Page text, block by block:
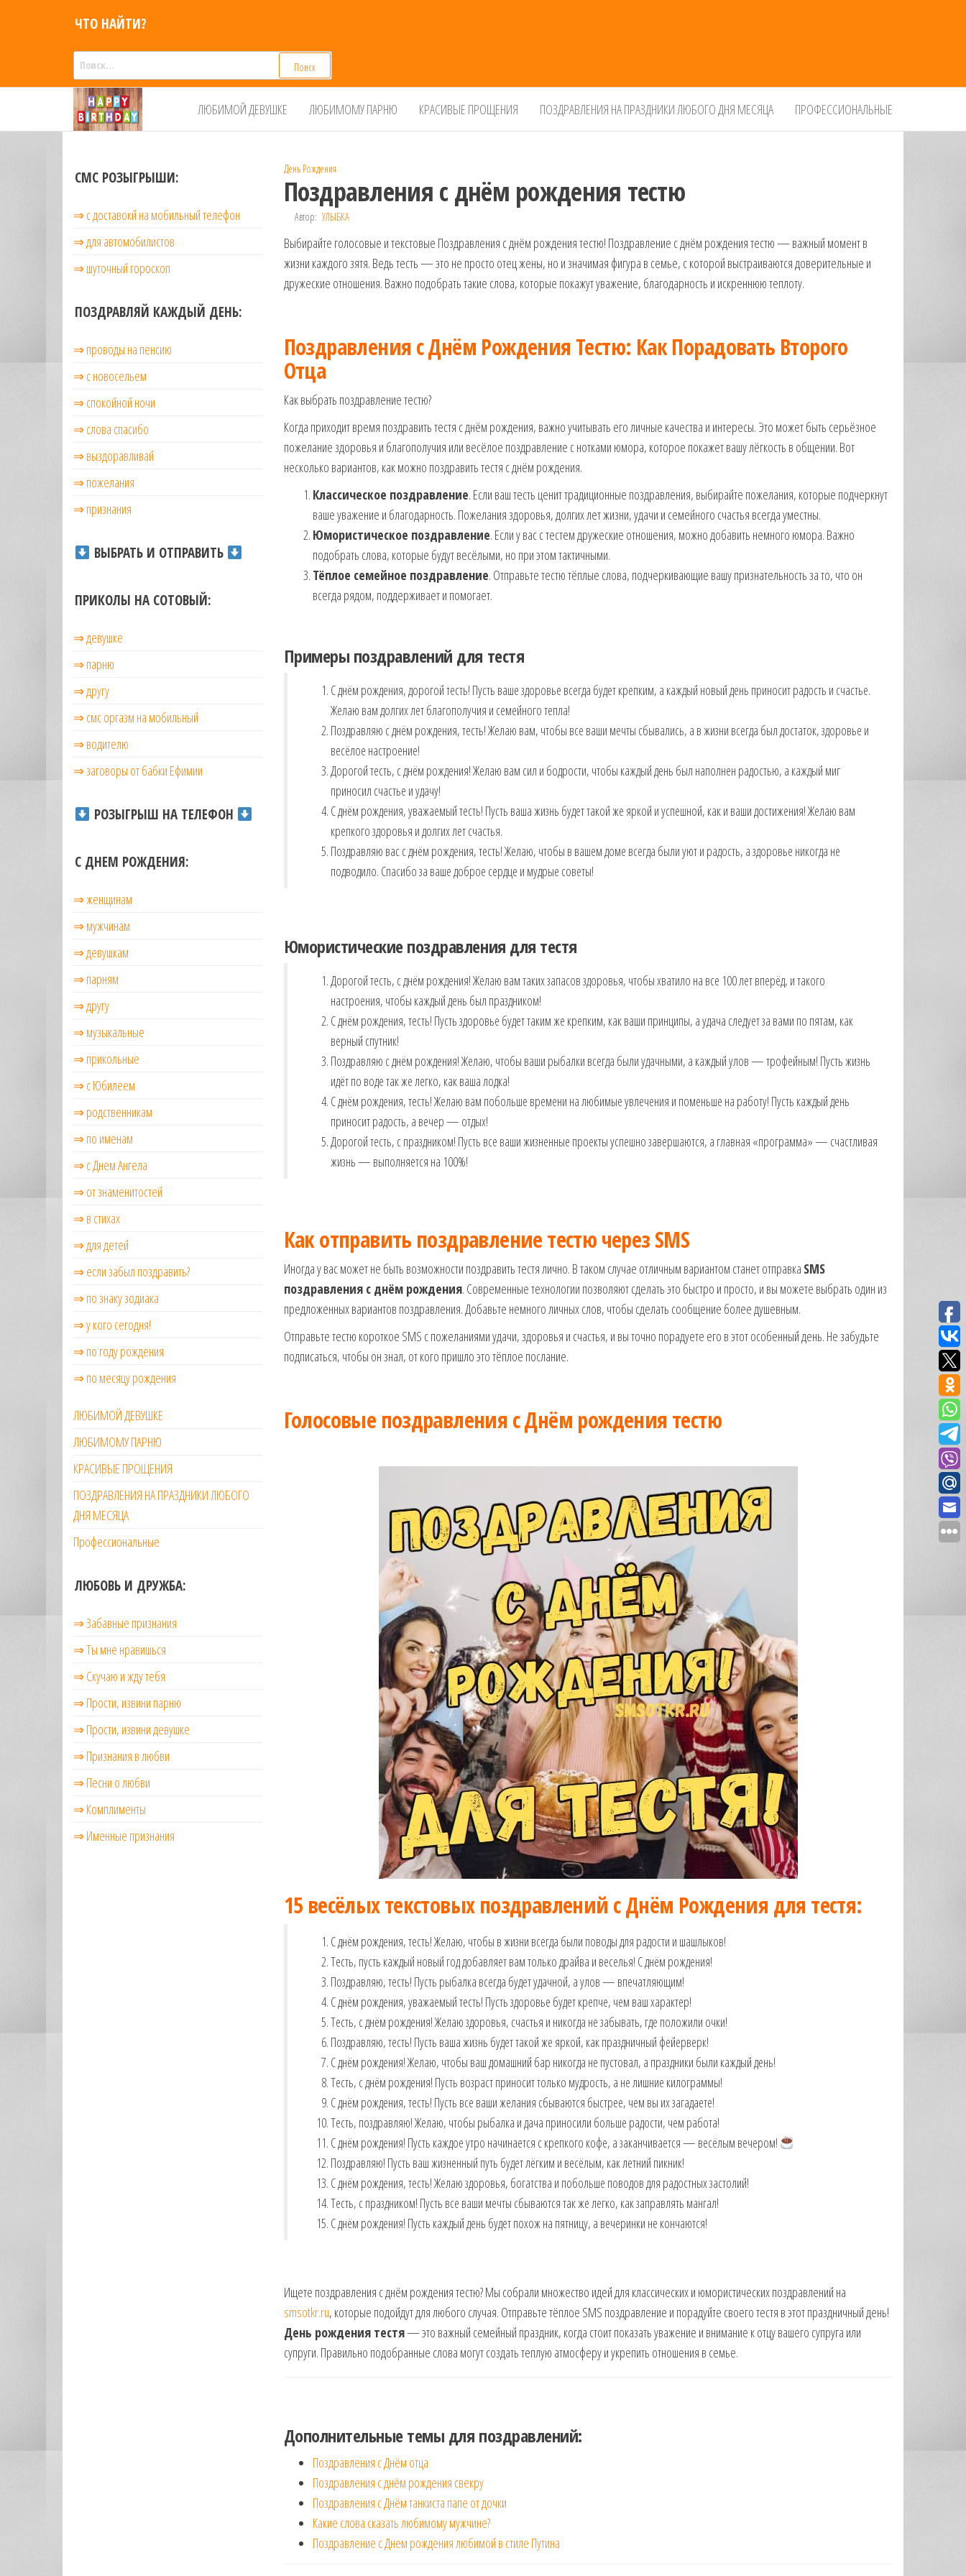
ЧТО НАЙТИ?
поздравления
поздравления,
Голосовые смс
приколы на
телефон —
для мужчин,
женщин,
друзей.
телефон,
Только для
СМС,
Розыгрыши,
каждый день и
сообщения!
ЛЮБИМОЙ ДЕВУШКЕ ЛЮБИМОМУ ПАРНЮ КРАСИВЫЕ ПРОЩЕНИЯ ПОЗДРАВЛЕНИЯ НА ПРАЗДНИКИ ЛЮБОГО ДНЯ МЕСЯЦА ПРОФЕССИОНАЛЬНЫЕ
День Рождения
Поздравления с днём рождения тестю
Автор: УЛЫБКА
Выбирайте голосовые и текстовые Поздравления с днём рождения тестю! Поздравление с днём рождения тестю — важный момент в
жизни каждого зятя. Ведь тесть — это не просто отец жены, но и значимая фигура в семье, с которой выстраиваются доверительные и
дружеские отношения. Важно подобрать такие слова, которые покажут уважение, благодарность и искреннюю теплоту.
Поздравления с Днём Рождения Тестю: Как Порадовать Второго
Отца
Как выбрать поздравление тестю?
Когда приходит время поздравить тестя с днём рождения, важно учитывать его личные качества и интересы. Это может быть серьёзное
пожелание здоровья и благополучия или весёлое поздравление с нотками юмора, которое покажет вашу лёгкость в общении. Вот
несколько вариантов, как можно поздравить тестя с днём рождения.
Классическое поздравление. Если ваш тесть ценит традиционные поздравления, выбирайте пожелания, которые подчеркнут
ваше уважение и благодарность. Пожелания здоровья, долгих лет жизни, удачи и семейного счастья всегда уместны.
Юмористическое поздравление. Если у вас с тестем дружеские отношения, можно добавить немного юмора. Важно
подобрать слова, которые будут весёлыми, но при этом тактичными.
Тёплое семейное поздравление. Отправьте тестю тёплые слова, подчеркивающие вашу признательность за то, что он
всегда рядом, поддерживает и помогает.
Примеры поздравлений для тестя
С днём рождения, дорогой тесть! Пусть ваше здоровье всегда будет крепким, а каждый новый день приносит радость и счастье.
Желаю вам долгих лет благополучия и семейного тепла!
Поздравляю с днём рождения, тесть! Желаю вам, чтобы все ваши мечты сбывались, а в жизни всегда был достаток, здоровье и
весёлое настроение!
Дорогой тесть, с днём рождения! Желаю вам сил и бодрости, чтобы каждый день был наполнен радостью, а каждый миг
приносил счастье и удачу!
С днём рождения, уважаемый тесть! Пусть ваша жизнь будет такой же яркой и успешной, как и ваши достижения! Желаю вам
крепкого здоровья и долгих лет счастья.
Поздравляю вас с днём рождения, тесть! Желаю, чтобы в вашем доме всегда были уют и радость, а здоровье никогда не
подводило. Спасибо за ваше доброе сердце и мудрые советы!
Юмористические поздравления для тестя
Дорогой тесть, с днём рождения! Желаю вам таких запасов здоровья, чтобы хватило на все 100 лет вперёд, и такого
настроения, чтобы каждый день был праздником!
С днём рождения, тесть! Пусть здоровье будет таким же крепким, как ваши принципы, а удача следует за вами по пятам, как
верный спутник!
Поздравляю с днём рождения! Желаю, чтобы ваши рыбалки всегда были удачными, а каждый улов — трофейным! Пусть жизнь
идёт по воде так же легко, как ваша лодка!
С днём рождения, тесть! Желаю вам побольше времени на любимые увлечения и поменьше на работу! Пусть каждый день
приносит радость, а вечер — отдых!
Дорогой тесть, с праздником! Пусть все ваши жизненные проекты успешно завершаются, а главная «программа» — счастливая
жизнь — выполняется на 100%!
Как отправить поздравление тестю через SMS
Иногда у вас может не быть возможности поздравить тестя лично. В таком случае отличным вариантом станет отправка SMS
поздравления с днём рождения. Современные технологии позволяют сделать это быстро и просто, и вы можете выбрать один из
предложенных вариантов поздравления. Добавьте немного личных слов, чтобы сделать сообщение более душевным.
Отправьте тестю короткое SMS с пожеланиями удачи, здоровья и счастья, и вы точно порадуете его в этот особенный день. Не забудьте
подписаться, чтобы он знал, от кого пришло это тёплое послание.
Голосовые поздравления с Днём рождения тестю
15 весёлых текстовых поздравлений с Днём Рождения для тестя:
С днём рождения, тесть! Желаю, чтобы в жизни всегда были поводы для радости и шашлыков!
Тесть, пусть каждый новый год добавляет вам только драйва и веселья! С днём рождения!
Поздравляю, тесть! Пусть рыбалка всегда будет удачной, а улов — впечатляющим!
С днём рождения, уважаемый тесть! Пусть здоровье будет крепче, чем ваш характер!
Тесть, с днём рождения! Желаю здоровья, счастья и никогда не забывать, где положили очки!
Поздравляю, тесть! Пусть ваша жизнь будет такой же яркой, как праздничный фейерверк!
С днём рождения! Желаю, чтобы ваш домашний бар никогда не пустовал, а праздники были каждый день!
Тесть, с днём рождения! Пусть возраст приносит только мудрость, а не лишние килограммы!
С днём рождения, тесть! Пусть все ваши желания сбываются быстрее, чем вы их загадаете!
Тесть, поздравляю! Желаю, чтобы рыбалка и дача приносили больше радости, чем работа! ️
С днём рождения! Пусть каждое утро начинается с крепкого кофе, а заканчивается — весёлым вечером!
Поздравляю! Пусть ваш жизненный путь будет лёгким и весёлым, как летний пикник!
С днём рождения, тесть! Желаю здоровья, богатства и побольше поводов для радостных застолий!
Тесть, с праздником! Пусть все ваши мечты сбываются так же легко, как заправлять мангал!
С днём рождения! Пусть каждый день будет похож на пятницу, а вечеринки не кончаются!
Ищете поздравления с днём рождения тестю? Мы собрали множество идей для классических и юмористических поздравлений на
smsotkr.ru, которые подойдут для любого случая. Отправьте тёплое SMS поздравление и порадуйте своего тестя в этот праздничный день!
День рождения тестя— это важный семейный праздник, когда стоит показать уважение и внимание к отцу вашего супруга или
супруги. Правильно подобранные слова могут создать теплую атмосферу и укрепить отношения в семье.
Дополнительные темы для поздравлений:
Поздравления с Днём отца
Поздравления с днём рождения свекру
Поздравления с Днём танкиста папе от дочки
Какие слова сказать любимому мужчине?
Поздравление с Днем рождения любимой в стиле Путина
СМС РОЗЫГРЫШИ:
⇒ с доставокй на мобильный телефон
⇒ для автомобилистов
⇒ шуточный гороскоп
ПОЗДРАВЛЯЙ КАЖДЫЙ ДЕНЬ:
⇒ проводы на пенсию
⇒ с новосельем
⇒ cпокойной ночи
⇒ слова спасибо
⇒ выздоравливай
⇒ пожелания
⇒ признания
ВЫБРАТЬ И ОТПРАВИТЬ
ПРИКОЛЫ НА СОТОВЫЙ:
⇒ девушке
⇒ парню
⇒ другу
⇒ смс оргазм на мобильный
⇒ водителю
⇒ заговоры от бабки Ефимии
РОЗЫГРЫШ НА ТЕЛЕФОН
С ДНЕМ РОЖДЕНИЯ:
⇒ женщинам
⇒ мужчинам
⇒ девушкам
⇒ парням
⇒ другу
⇒ музыкальные
⇒ прикольные
⇒ с Юбилеем
⇒ родственникам
⇒ по именам
⇒ с Днем Ангела
⇒ от знаменитостей
⇒ в стихах
⇒ для детей
⇒ если забыл поздравить?
⇒ по знаку зодиака
⇒ у кого сегодня!
⇒ по году рождения
⇒ по месяцу рождения
ЛЮБИМОЙ ДЕВУШКЕ
ЛЮБИМОМУ ПАРНЮ
КРАСИВЫЕ ПРОЩЕНИЯ
ПОЗДРАВЛЕНИЯ НА ПРАЗДНИКИ ЛЮБОГО
ДНЯ МЕСЯЦА
Профессиональные
ЛЮБОВЬ И ДРУЖБА:
⇒ Забавные признания
⇒ Ты мне нравишься
⇒ Скучаю и жду тебя
⇒ Прости, извини парню
⇒ Прости, извини девушке
⇒ Признания в любви
⇒ Песни о любви
⇒ Комплименты
⇒ Именные признания